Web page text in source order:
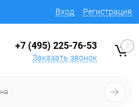
Вход Регистрация
+7 (495) 225-76-53
Заказать звонок
0